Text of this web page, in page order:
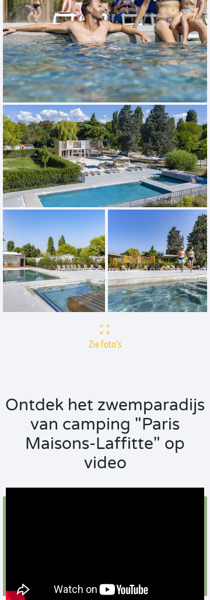
Zie foto's
Ontdek het zwemparadijs
van camping "Paris
Maisons-Laffitte" op
video